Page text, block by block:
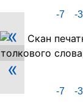
-7 -3
Скан
PDF-
страницы
четвертого
«
«
-7 -3